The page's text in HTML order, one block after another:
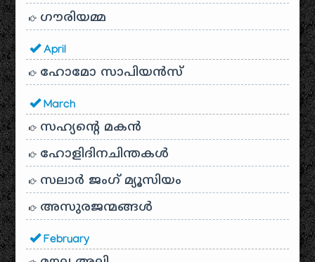
ഗൗരിയമ്മ
April
ഹോമോ സാപിയൻസ്
March
സഹ്യന്റെ മകൻ
ഹോളിദിനചിന്തകൾ
സലാർ ജംഗ് മ്യൂസിയം
അസുരജന്മങ്ങൾ
February